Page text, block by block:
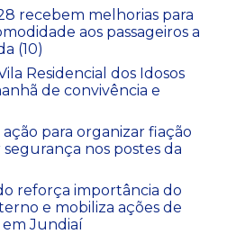
recebem melhorias para
aos passageiros a
(10)
Residencial dos Idosos
de convivência e
para organizar fiação
nos postes da
reforça importância do
e mobiliza ações de
em Jundiaí